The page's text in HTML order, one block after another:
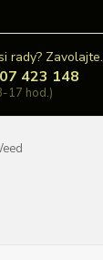
rady? Zavolajte.
423 148
17 hod.)